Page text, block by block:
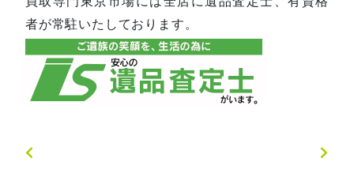
者が常駐いたしております。